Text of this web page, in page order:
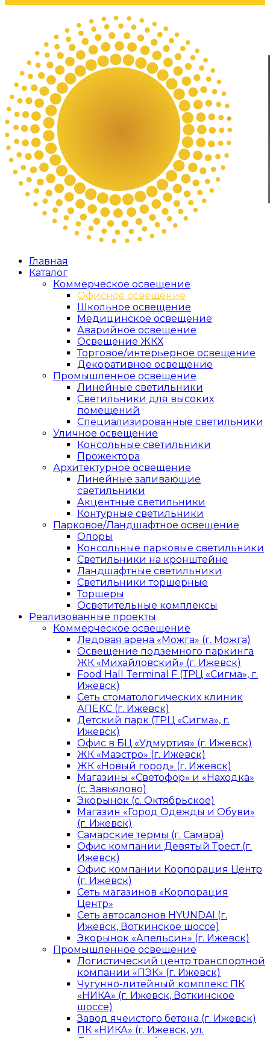
Главная
Каталог
Коммерческое освещение
Офисное освещение
Школьное освещение
Медицинское освещение
Аварийное освещение
Освещение ЖКХ
Торговое/интерьерное освещение
Декоративное освещение
Промышленное освещение
Линейные светильники
Светильники для высоких
помещений
Специализированные светильники
Уличное освещение
Консольные светильники
Прожектора
Архитектурное освещение
Линейные заливающие
светильники
Акцентные светильники
Контурные светильники
Парковое/Ландшафтное освещение
Опоры
Консольные парковые светильники
Светильники на кронштейне
Ландшафтные светильники
Светильники торшерные
Торшеры
Осветительные комплексы
Реализованные проекты
Коммерческое освещение
Ледовая арена «Можга» (г. Можга)
Освещение подземного паркинга
ЖК «Михайловский» (г. Ижевск)
Food Hall Terminal F (ТРЦ «Сигма», г.
Ижевск)
Сеть стоматологических клиник
АПЕКС (г. Ижевск)
Детский парк (ТРЦ «Сигма», г.
Ижевск)
Офис в БЦ «Удмуртия» (г. Ижевск)
ЖК «Маэстро» (г. Ижевск)
ЖК «Новый город» (г. Ижевск)
Магазины «Светофор» и «Находка»
(с. Завьялово)
Экорынок (с. Октябрьское)
Магазин «Город Одежды и Обуви»
(г. Ижевск)
Самарские термы (г. Самара)
Офис компании Девятый Трест (г.
Ижевск)
Офис компании Корпорация Центр
(г. Ижевск)
Сеть магазинов «Корпорация
Центр»
Сеть автосалонов HYUNDAI (г.
Ижевск, Воткинское шоссе)
Экорынок «Апельсин» (г. Ижевск)
Промышленное освещение
Логистический центр транспортной
компании «ПЭК» (г. Ижевск)
Чугунно-литейный комплекс ПК
«НИКА» (г. Ижевск, Воткинское
шоссе)
Завод ячеистого бетона (г. Ижевск)
ПК «НИКА» (г. Ижевск, ул.